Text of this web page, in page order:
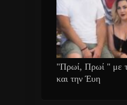
"Πρωί, Πρωί " με
και την Έυη